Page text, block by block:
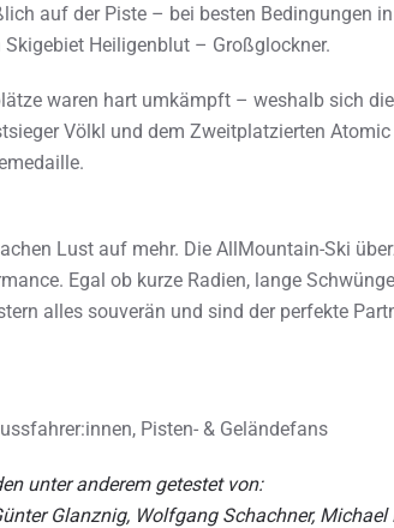
auf der Piste – bei besten Bedingungen
Heiligenblut – Großglockner.
waren hart umkämpft – weshalb sich
Völkl und dem Zweitplatzierten
Lust auf mehr. Die AllMountain-Ski
Egal ob kurze Radien, lange
alles souverän und sind der perfekte
Pisten- & Geländefans
unter anderem getestet von:
Glanznig, Wolfgang Schachner, Michael